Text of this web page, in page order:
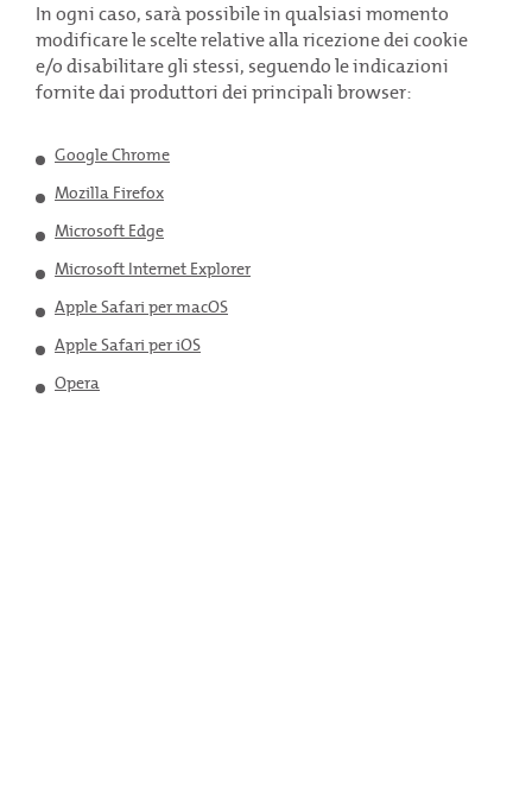
Una soluzioneper ogni esigenza
bastano solo pochi secondi.
In ogni caso, sarà possibile in qualsiasi momento
modificare le scelte relative alla ricezione dei cookie
e/o disabilitare gli stessi, seguendo le indicazioni
fornite dai produttori dei principali browser:
Google Chrome
Mozilla Firefox
Microsoft Edge
Microsoft Internet Explorer
Apple Safari per macOS
Apple Safari per iOS
Opera